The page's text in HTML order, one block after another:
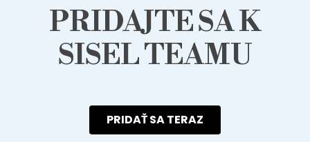
PRIDAJTE SA K
SISEL TEAMU
PRIDAŤ SA TERAZ